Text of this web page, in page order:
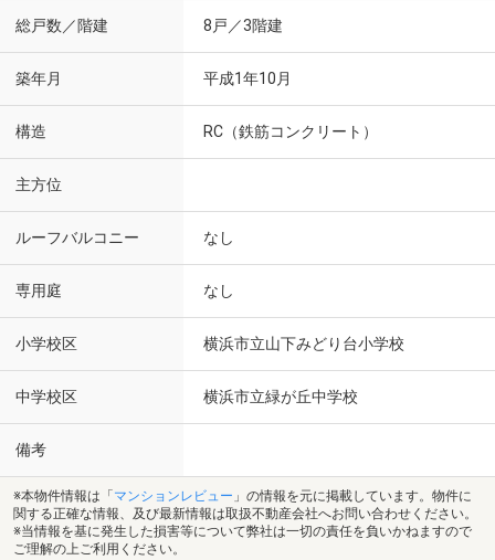
総戸数／階建 8戸／3階建
築年月 平成1年10月
構造 RC（鉄筋コンクリート）
主方位
ルーフバルコニー なし
専用庭 なし
小学校区 横浜市立山下みどり台小学校
中学校区 横浜市立緑が丘中学校
備考
※本物件情報は「 マンションレビュー 」の情報を元に掲載しています。物件に
関する正確な情報、及び最新情報は取扱不動産会社へお問い合わせください。
※当情報を基に発生した損害等について弊社は一切の責任を負いかねますので
ご理解の上ご利用ください。